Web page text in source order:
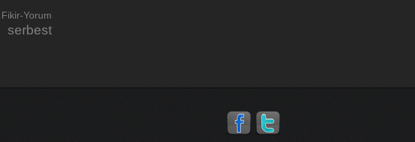
Fikir-Yorum
serbest